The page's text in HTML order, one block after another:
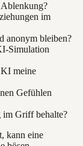
im
anonym bleiben?
Simulation
meine
Gefühlen
im Griff behalte?
kann eine